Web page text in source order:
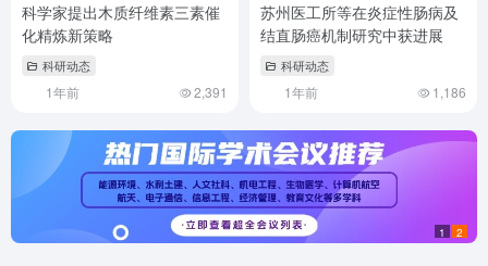
科学家提出木质纤维素三素催
化精炼新策略
科研动态
1年前 2,391
苏州医工所等在炎症性肠病及
结直肠癌机制研究中获进展
科研动态
1年前 1,186
1 2